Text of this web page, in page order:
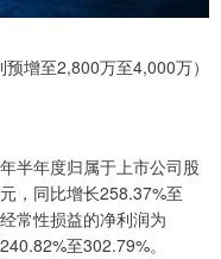
增至2,800万至4,000万）
半年度归属于上市公司股
，同比增长258.37%至
常性损益的净利润为
至302.79%。